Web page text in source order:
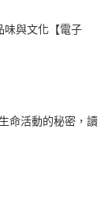
味與文化【電子
命活動的秘密，讀